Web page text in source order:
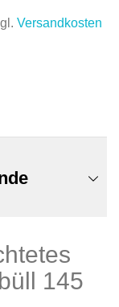
Versandkosten
145